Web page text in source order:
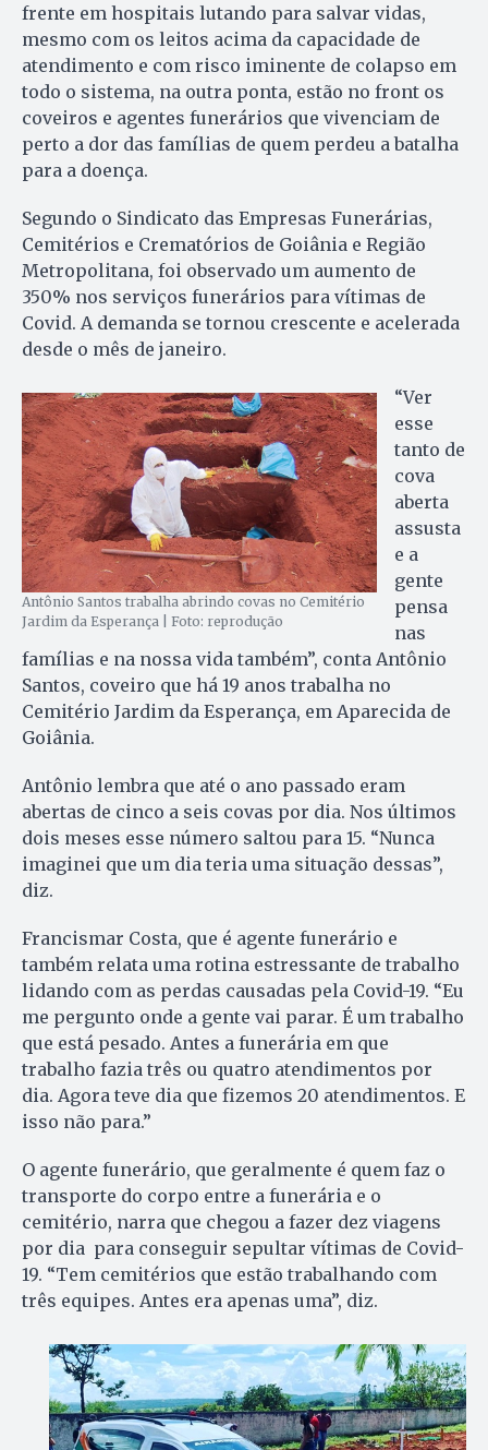
frente em hospitais lutando para salvar vidas,
mesmo com os leitos acima da capacidade de
atendimento e com risco iminente de colapso em
todo o sistema, na outra ponta, estão no front os
coveiros e agentes funerários que vivenciam de
perto a dor das famílias de quem perdeu a batalha
para a doença.
Segundo o Sindicato das Empresas Funerárias,
Cemitérios e Crematórios de Goiânia e Região
Metropolitana, foi observado um aumento de
350% nos serviços funerários para vítimas de
Covid. A demanda se tornou crescente e acelerada
desde o mês de janeiro.
Antônio Santos trabalha abrindo covas no Cemitério
Jardim da Esperança | Foto: reprodução
“Ver
esse
tanto de
cova
aberta
assusta
e a
gente
pensa
nas
famílias e na nossa vida também”, conta Antônio
Santos, coveiro que há 19 anos trabalha no
Cemitério Jardim da Esperança, em Aparecida de
Goiânia.
Antônio lembra que até o ano passado eram
abertas de cinco a seis covas por dia. Nos últimos
dois meses esse número saltou para 15. “Nunca
imaginei que um dia teria uma situação dessas”,
diz.
Francismar Costa, que é agente funerário e
também relata uma rotina estressante de trabalho
lidando com as perdas causadas pela Covid-19. “Eu
me pergunto onde a gente vai parar. É um trabalho
que está pesado. Antes a funerária em que
trabalho fazia três ou quatro atendimentos por
dia. Agora teve dia que fizemos 20 atendimentos. E
isso não para.”
O agente funerário, que geralmente é quem faz o
transporte do corpo entre a funerária e o
cemitério, narra que chegou a fazer dez viagens
por dia para conseguir sepultar vítimas de Covid-
19. “Tem cemitérios que estão trabalhando com
três equipes. Antes era apenas uma”, diz.